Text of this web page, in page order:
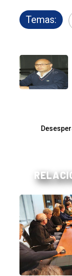
Temas: